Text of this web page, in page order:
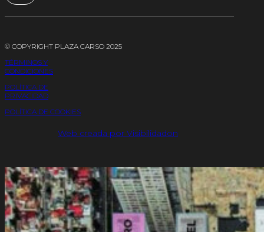
© COPYRIGHT PLAZA CARSO 2025
TÉRMINOS Y
CONDICIONES
POLÍTICA DE
PRIVACIDAD
POLÍTICA DE COOKIES
Web creada por Visibilidadon